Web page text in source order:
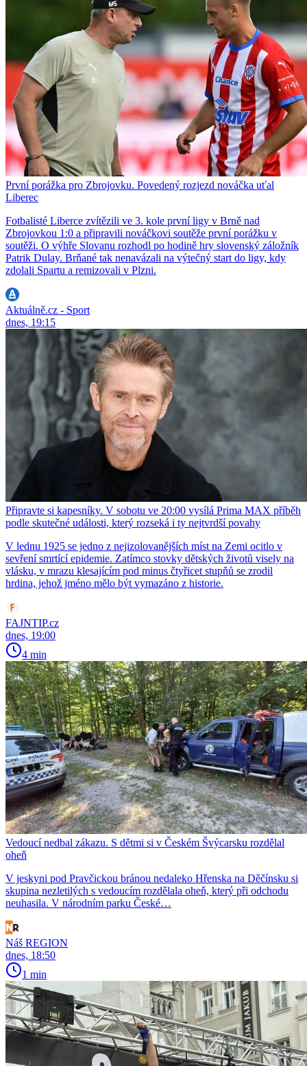
První porážka pro Zbrojovku. Povedený rozjezd nováčka uťal
Liberec
Fotbalisté Liberce zvítězili ve 3. kole první ligy v Brně nad
Zbrojovkou 1:0 a připravili nováčkovi soutěže první porážku v
soutěži. O výhře Slovanu rozhodl po hodině hry slovenský záložník
Patrik Dulay. Brňané tak nenavázali na výtečný start do ligy, kdy
zdolali Spartu a remizovali v Plzni.
Aktuálně.cz - Sport
dnes, 19:15
Připravte si kapesníky. V sobotu ve 20:00 vysílá Prima MAX příběh
podle skutečné události, který rozseká i ty nejtvrdší povahy
V lednu 1925 se jedno z nejizolovanějších míst na Zemi ocitlo v
sevření smrtící epidemie. Zatímco stovky dětských životů visely na
vlásku, v mrazu klesajícím pod minus čtyřicet stupňů se zrodil
hrdina, jehož jméno mělo být vymazáno z historie.
FAJNTIP.cz
dnes, 19:00
4 min
Vedoucí nedbal zákazu. S dětmi si v Českém Švýcarsku rozdělal
oheň
V jeskyni pod Pravčickou bránou nedaleko Hřenska na Děčínsku si
skupina nezletilých s vedoucím rozdělala oheň, který při odchodu
neuhasila. V národním parku České…
Náš REGION
dnes, 18:50
1 min